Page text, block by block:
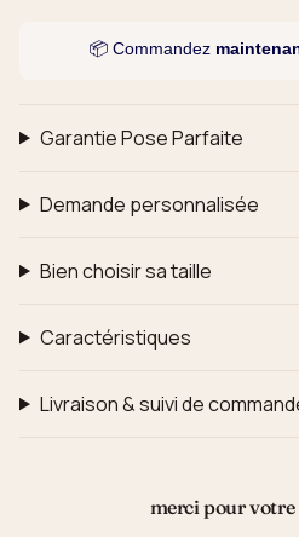
📦 Commandez
Garantie Pose Parfaite
Demande personnalisée
Bien choisir sa taille
Caractéristiques
Livraison & suivi de
merci pour votre